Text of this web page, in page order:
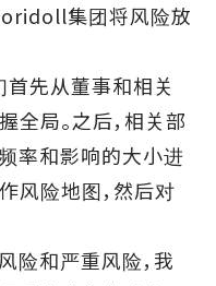
集团将风险放
首先从董事和相关
全局。之后，相关部
率和影响的大小进
风险地图，然后对
险和严重风险，我